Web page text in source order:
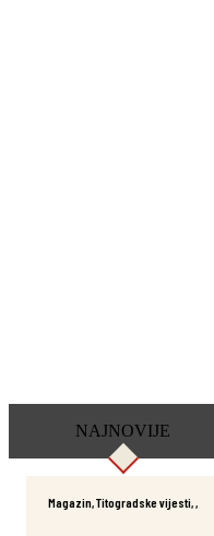
NAJNOVIJE
Magazin Titogradske vijesti